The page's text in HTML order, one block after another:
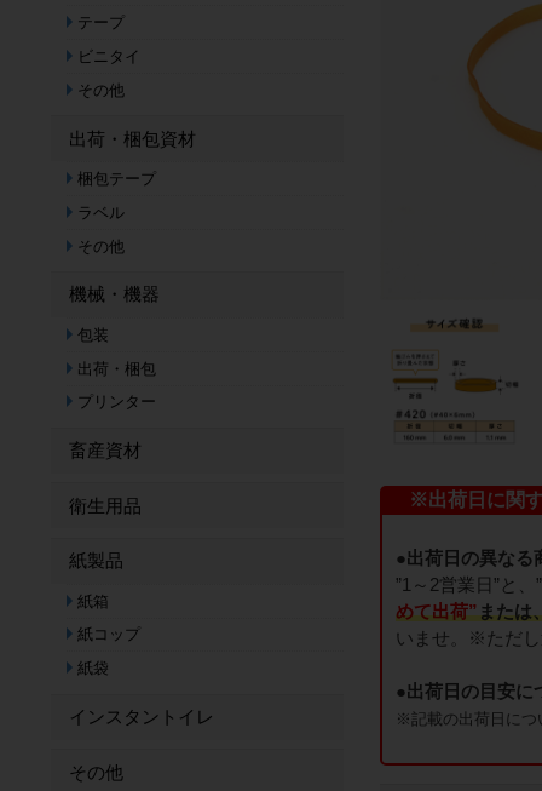
※出荷日に関
●出荷日の異なる
”1～2営業日”と
めて出荷”または
いませ。※ただ
●出荷日の目安に
※記載の出荷日につ
テープ
ビニタイ
その他
出荷・梱包資材
梱包テープ
ラベル
その他
機械・機器
包装
出荷・梱包
プリンター
畜産資材
衛生用品
紙製品
紙箱
紙コップ
紙袋
インスタントイレ
その他